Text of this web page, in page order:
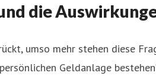
die
umso mehr stehen diese
Geldanlage